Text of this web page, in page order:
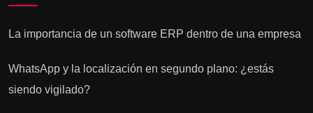
La importancia de un software ERP dentro de una empresa
WhatsApp y la localización en segundo plano: ¿estás
siendo vigilado?